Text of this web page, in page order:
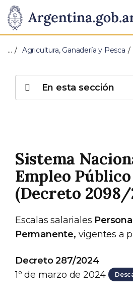
Presidencia
de
Nación
Pasar al contenido principal
… Agricultura, Ganadería y Pesca
Sistema
Empleo
(Decreto 2098/
Escalas salariales
Permanente, vigentes a
Decreto 287/2024
1º de marzo de 2024
En esta sección